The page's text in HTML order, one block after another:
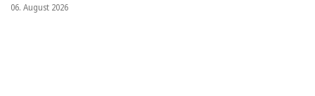
06. August 2026